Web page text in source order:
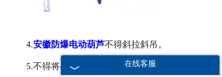
4.安徽防爆电动葫芦不得斜拉斜吊。
5.不得将与地面连接的物体吊起。
在线客服